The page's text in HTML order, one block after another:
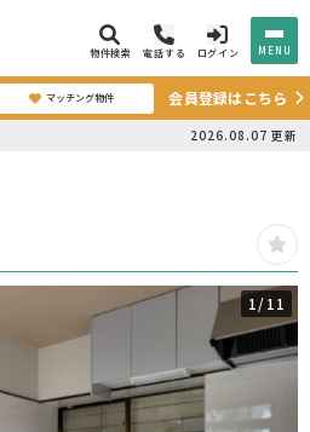
物件検索 電話する ログイン MENU
マッチング物件
会員登録はこちら
2026.08.07 更新
1/11